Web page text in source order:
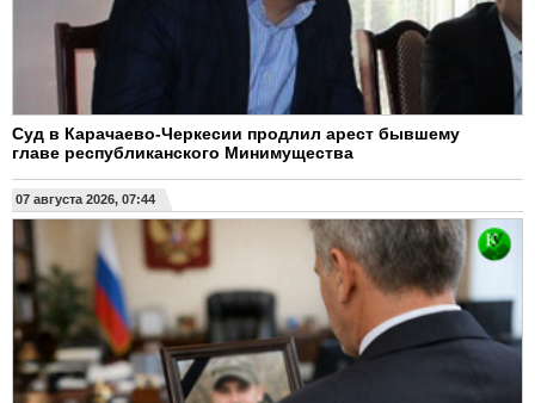
Суд в Карачаево-Черкесии продлил арест бывшему
главе республиканского Минимущества
07 августа 2026, 07:44